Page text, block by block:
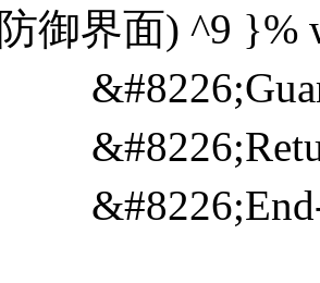
防御界面) ^9 }%